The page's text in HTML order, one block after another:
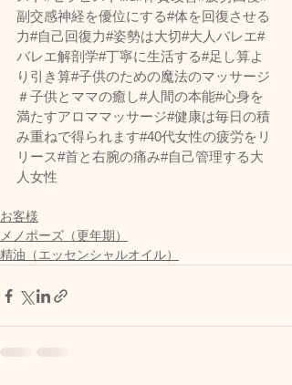
副交感神経を優位にする#体を回復させる
力#自己回復力#姿勢は大切#大人バレエ#
バレエ解剖学#丁寧に生活する#足し算よ
り引き算#子供のための魔法のマッサージ
＃子供とママの癒し#人間の本能#心身を
満たすアロママッサージ#健康は毎日の積
み重ねで得られます#40代女性の疲労をリ
リース#首と右腕の痛み#自己管理する大
人女性
お客様
メノポーズ（更年期）
精油（エッセンシャルオイル）